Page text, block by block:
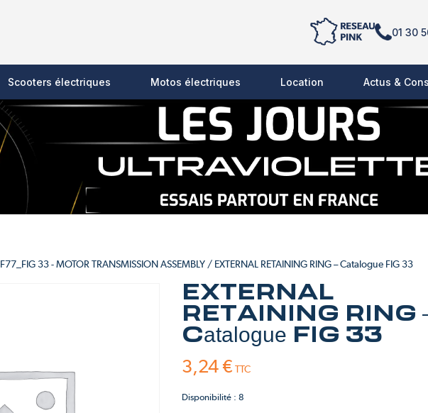
01 30
Scooters électriques
Pink Fly
Motos électriques
TS-Bravo 2026
Location Actus &
F77_FIG 33 - MOTOR TRANSMISSION ASSEMBLY / EXTERNAL RETAINING RING – Catalogue FIG 33
EXTERNAL
RETAINING RING
Catalogue FIG 33
3,24€ TTC
Disponibilité : 8